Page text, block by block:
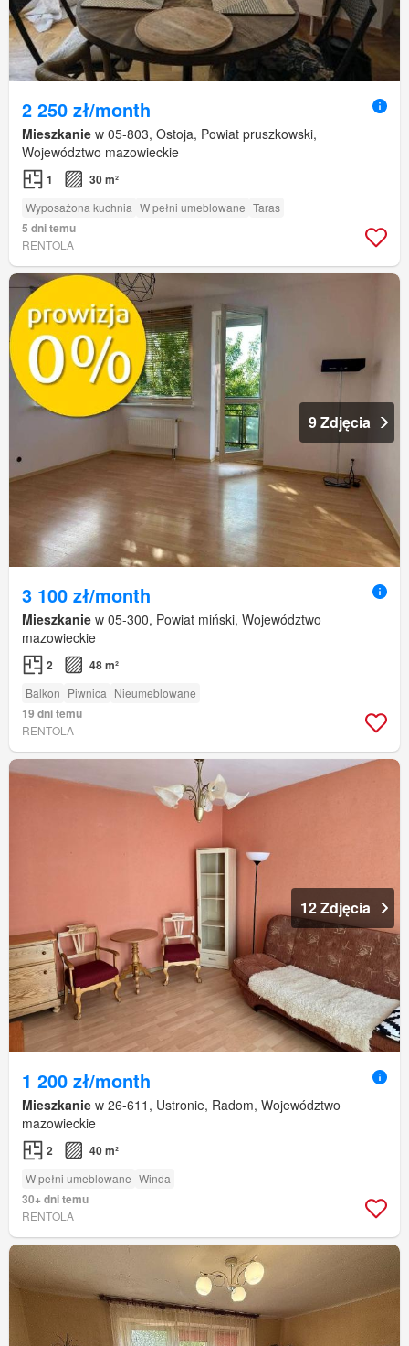
2 250 zł/month
Mieszkanie w 05-803, Ostoja, Powiat pruszkowski,
Województwo mazowieckie
1 30 m²
Wyposażona kuchnia W pełni umeblowane Taras
5 dni temu
RENTOLA
9 Zdjęcia
3 100 zł/month
Mieszkanie w 05-300, Powiat miński, Województwo
mazowieckie
2 48 m²
Balkon Piwnica Nieumeblowane
19 dni temu
RENTOLA
12 Zdjęcia
1 200 zł/month
Mieszkanie w 26-611, Ustronie, Radom, Województwo
mazowieckie
2 40 m²
W pełni umeblowane Winda
30+ dni temu
RENTOLA